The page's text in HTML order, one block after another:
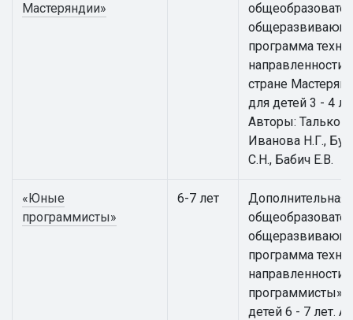
Мастеряндии»
программа
направленности
стране
для детей 3 - 4
Авторы:
Иванова Н.Г.,
С.Н., Бабич Е.В.
«Юные
программисты»
6-7 лет
Дополнительная
программа
программисты»
детей 6 - 7 лет.